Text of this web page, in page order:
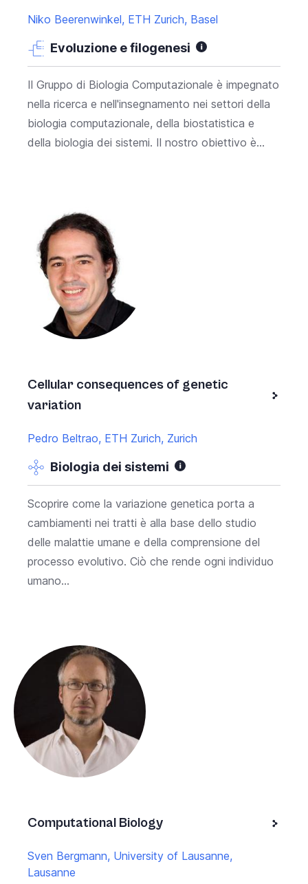
Niko Beerenwinkel, ETH Zurich, Basel
Evoluzione e filogenesi
Il Gruppo di Biologia Computazionale è impegnato
nella ricerca e nell'insegnamento nei settori della
biologia computazionale, della biostatistica e
della biologia dei sistemi. Il nostro obiettivo è...
Cellular consequences of genetic
variation
Pedro Beltrao, ETH Zurich, Zurich
Biologia dei sistemi
Scoprire come la variazione genetica porta a
cambiamenti nei tratti è alla base dello studio
delle malattie umane e della comprensione del
processo evolutivo. Ciò che rende ogni individuo
umano...
Computational Biology
Sven Bergmann, University of Lausanne,
Lausanne